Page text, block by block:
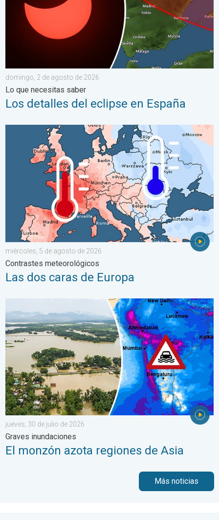
domingo, 2 de agosto de 2026
Lo que necesitas saber
Los detalles del eclipse en España
Las dos caras de Europa. Contrastes meteorológicos. . .
miércoles, 5 de agosto de 2026
Contrastes meteorológicos
Las dos caras de Europa
El monzón azota regiones de Asia. Graves inundaciones. . .
jueves, 30 de julio de 2026
Graves inundaciones
El monzón azota regiones de Asia
Más noticias